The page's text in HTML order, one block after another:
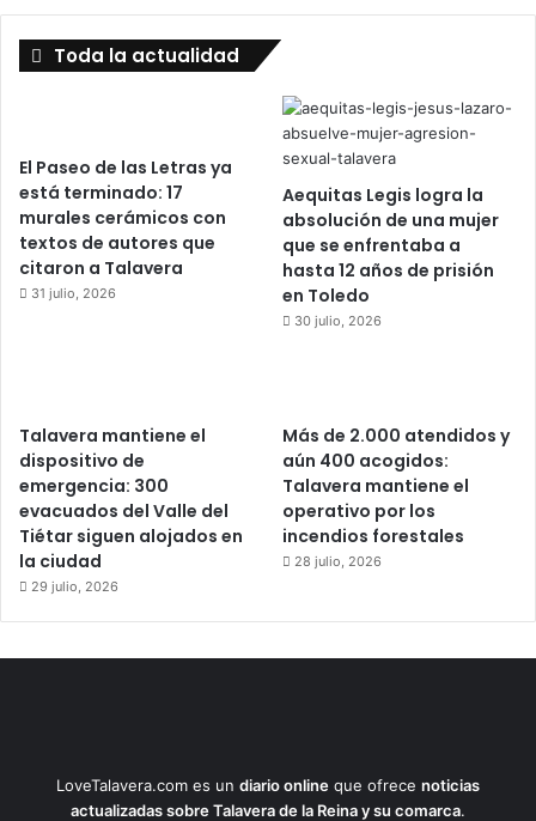
Toda la actualidad
El Paseo de las Letras ya
está terminado: 17
murales cerámicos con
textos de autores que
citaron a Talavera
31 julio, 2026
Aequitas Legis logra la
absolución de una mujer
que se enfrentaba a
hasta 12 años de prisión
en Toledo
30 julio, 2026
Talavera mantiene el
dispositivo de
emergencia: 300
evacuados del Valle del
Tiétar siguen alojados en
la ciudad
29 julio, 2026
Más de 2.000 atendidos y
aún 400 acogidos:
Talavera mantiene el
operativo por los
incendios forestales
28 julio, 2026
LoveTalavera.com es un diario online que ofrece noticias
actualizadas sobre Talavera de la Reina y su comarca.